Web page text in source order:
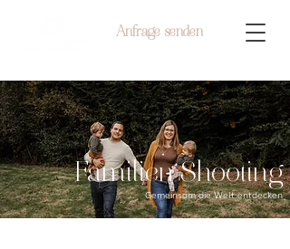
Anfrage senden
Familien Shooting
Gemeinsam die Welt entdecken